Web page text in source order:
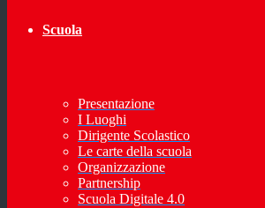
Scuola
Presentazione
I Luoghi
Dirigente Scolastico
Le carte della scuola
Organizzazione
Partnership
Scuola Digitale 4.0